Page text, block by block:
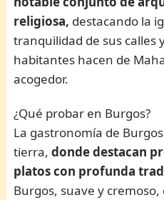
religiosa, destacando la
tranquilidad de sus calles
habitantes hacen de
acogedor.
¿Qué probar en Burgos?
La gastronomía de
tierra,donde destacan
platos con profunda
Burgos, suave y cremoso,